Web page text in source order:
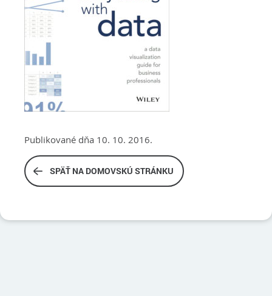
Publikované dňa 10. 10. 2016.
SPÄŤ NA DOMOVSKÚ STRÁNKU